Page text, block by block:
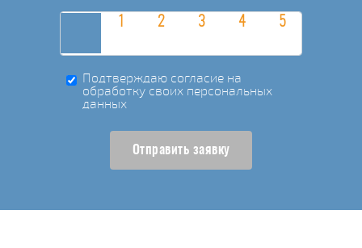
Подтверждаю согласие на
обработку своих персональных
данных
Отправить заявку